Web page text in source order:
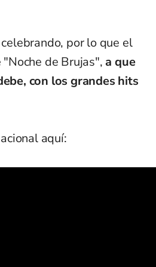
por lo que el
de Brujas", a que
con los grandes hits
aquí: